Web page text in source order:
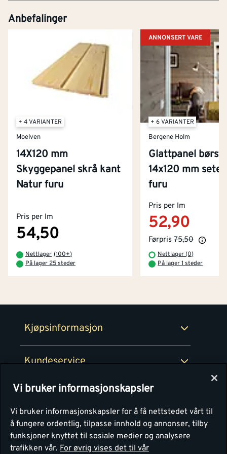
Anbefalinger
+ 4 VARIANTER
Moelven
14X120 mm
Skyggepanel skrå kant
Natur furu
Pris per lm
54,50
Nettlager (100+)
På lager 25 steder
ANNONSERT VARE
+ 6 VARIANTER
Bergene Holm
Glattpanel
14x120 mm
furu
Pris per lm
52,90
Førpris 75,50
Nettlager (0)
På lager 1 steder
Kjøpsinformasjon
Kjøpsbetingelser
Retur- og angrerettsskjema
Kundeservice
Tjenester
Montér Klubb
Montér
Byggevarehus og åpningstider
Prismatch
Personvern
Vi bruker informasjonskapsler
Vi bruker informasjonskapsler for å få nettstedet vårt til
å fungere ordentlig, tilpasse innhold og annonser, tilby
funksjoner knyttet til sosiale medier og analysere
trafikken vår. For øvrig vises det til vår